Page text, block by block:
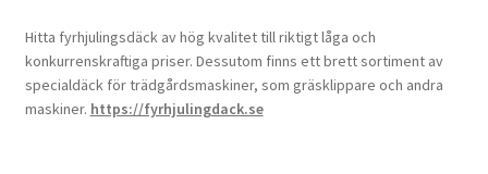
Hitta fyrhjulingsdäck av hög kvalitet till riktigt låga och
konkurrenskraftiga priser. Dessutom finns ett brett sortiment av
specialdäck för trädgårdsmaskiner, som gräsklippare och andra
maskiner. https://fyrhjulingdack.se